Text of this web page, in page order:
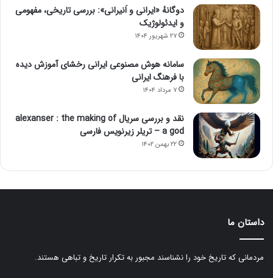
دوگانهٔ «ایرانی و اَنیرانی»: بررسی تاریخی، مفهومی
و ایدئولوژیک
۲۷ شهریور ۱۴۰۴
سامانه هوش مصنوعی ایرانی رخشای آموزش دیده
با فرهنگ ایرانی
۷ مرداد ۱۴۰۴
نقد و بررسی سریال alexanser : the making of
a god – تریلر زیرنویس فارسی
۲۲ بهمن ۱۴۰۲
داستان ما
مردمانی که تاریخ خود را نشناسند مجبور به تکرار تاریخ و تباهی هستند.